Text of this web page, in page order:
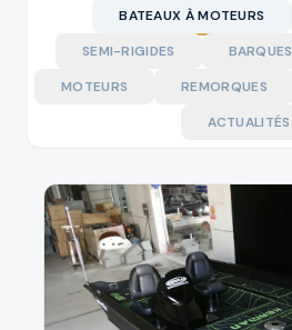
BATEAUX À MOTEURS
SEMI-RIGIDES
BARQUES
MOTEURS
REMORQUES
ACTUALITÉS